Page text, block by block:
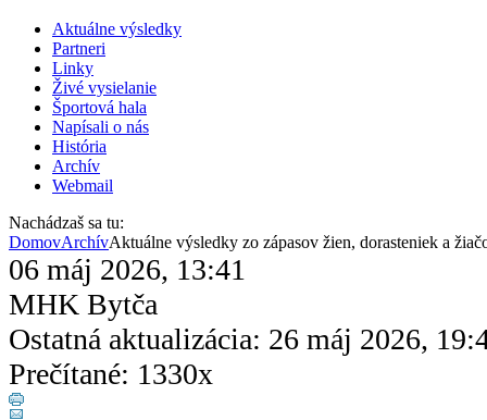
Aktuálne výsledky
Partneri
Linky
Živé vysielanie
Športová hala
Napísali o nás
História
Archív
Webmail
Nachádzaš sa tu:
DomovArchívAktuálne výsledky zo zápasov žien, dorasteniek a
06 máj 2026, 13:41
MHK Bytča
Ostatná aktualizácia: 26 máj 2026,
Prečítané: 1330x